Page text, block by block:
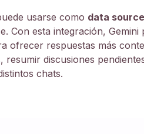
usarse como data source
Con esta integración,
ofrecer respuestas más
resumir discusiones
chats.